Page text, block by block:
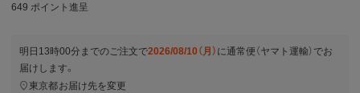
649 ポイント進呈
明日 13時00分 までのご注文で2026/08/10（月） に通常便（ヤマト運輸） でお
届けします。
東京都お届け先を変更